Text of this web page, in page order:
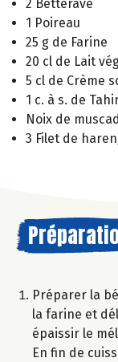
2 Betterave
1 Poireau
25 g de Farine
20 cl de Lait
5 cl de Crème
1 c. à s. de
Noix de
3 Filet de
Préparer la
la farine et
épaissir le
En fin de